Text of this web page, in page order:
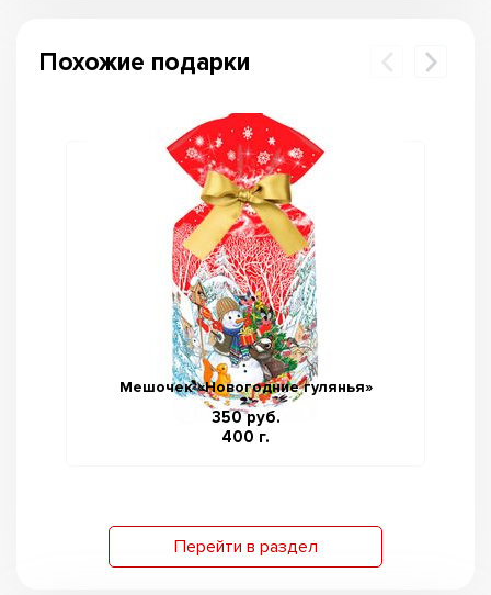
Похожие подарки
Мешочек «Новогодние гулянья»
350 руб.
400 г.
Перейти в раздел